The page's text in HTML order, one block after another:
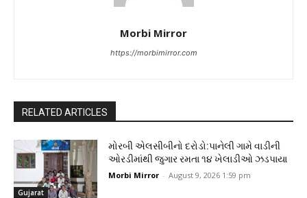
Morbi Mirror
https://morbimirror.com
RELATED ARTICLES
Gujarat
મોરબી એલસીબીનો દરોડો:પાનેલી ગામે વાડીની
ઓરડીમાંથી જુગાર રમતા ૧૪ ખેલાડીઓ ઝડપાયા
Morbi Mirror - August 9, 2026 1:59 pm